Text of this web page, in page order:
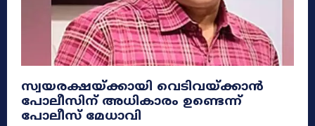
സ്വയരക്ഷയ്ക്കായി വെടിവയ്ക്കാൻ
പോലീസിന് അധികാരം ഉണ്ടെന്ന്
പോലീസ് മേധാവി